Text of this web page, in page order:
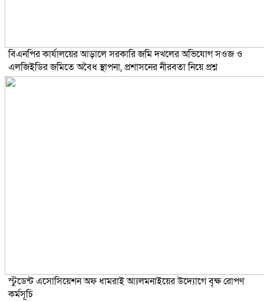
বিএনপির কার্যালয়ের আড়ালে সরকারি জমি দখলের অভিযোগ সওজ ও
এলজিইডির জমিতে অবৈধ স্থাপনা, প্রশাসনের নীরবতা নিয়ে প্রশ্ন
স্টুডেন্ট এসোসিয়েশন অফ ধামরাই আ্যলমনাইয়ের উদ্যোগে বৃক্ষ রোপণ
কর্মসূচি